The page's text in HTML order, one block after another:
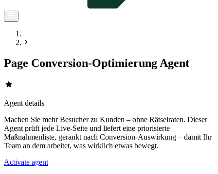
Page Conversion-Optimierung Agent
star
Agent details
Machen Sie mehr Besucher zu Kunden – ohne Rätselraten. Dieser
Agent prüft jede Live-Seite und liefert eine priorisierte
Maßnahmenliste, gerankt nach Conversion-Auswirkung – damit Ihr
Team an dem arbeitet, was wirklich etwas bewegt.
Activate agent